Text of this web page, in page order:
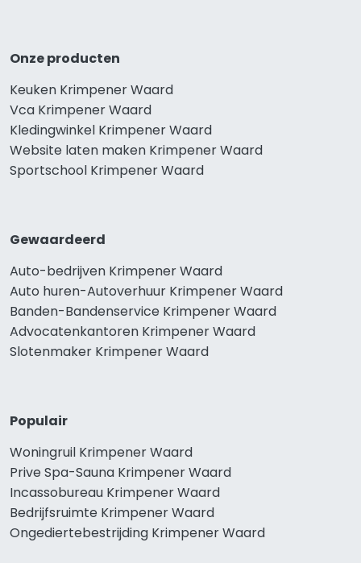
Onze producten
Keuken Krimpener Waard
Vca Krimpener Waard
Kledingwinkel Krimpener Waard
Website laten maken Krimpener Waard
Sportschool Krimpener Waard
Gewaardeerd
Auto-bedrijven Krimpener Waard
Auto huren-Autoverhuur Krimpener Waard
Banden-Bandenservice Krimpener Waard
Advocatenkantoren Krimpener Waard
Slotenmaker Krimpener Waard
Populair
Woningruil Krimpener Waard
Prive Spa-Sauna Krimpener Waard
Incassobureau Krimpener Waard
Bedrijfsruimte Krimpener Waard
Ongediertebestrijding Krimpener Waard